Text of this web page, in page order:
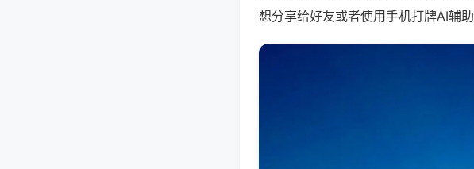
想分享给好友或者使用手机打牌AI辅助